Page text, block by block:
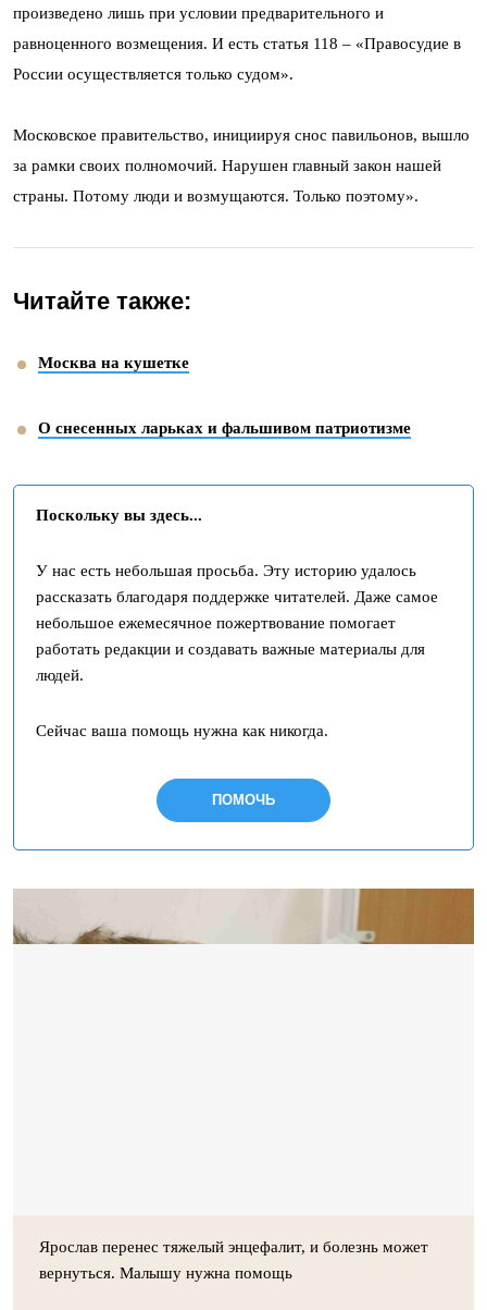
произведено лишь при условии предварительного и
равноценного возмещения. И есть статья 118 – «Правосудие в
России осуществляется только судом».
Московское правительство, инициируя снос павильонов, вышло
за рамки своих полномочий. Нарушен главный закон нашей
страны. Потому люди и возмущаются. Только поэтому».
Читайте также:
Москва на кушетке
О снесенных ларьках и фальшивом патриотизме
Поскольку вы здесь...
У нас есть небольшая просьба. Эту историю удалось
рассказать благодаря поддержке читателей. Даже самое
небольшое ежемесячное пожертвование помогает
работать редакции и создавать важные материалы для
людей.
Сейчас ваша помощь нужна как никогда.
ПОМОЧЬ
Ярослав перенес тяжелый энцефалит, и болезнь может
вернуться. Малышу нужна помощь